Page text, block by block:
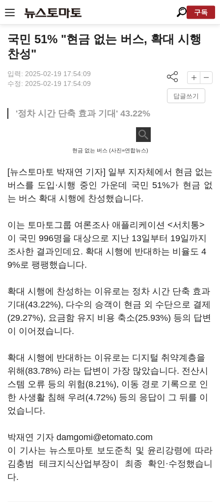
구독
국민 51% "현금 없는 버스, 확대 시행
찬성"
입력: 2025-02-19 17:54:09
수정: 2025-02-19 17:54:09
답글쓰기
'정차 시간 단축 효과 기대' 43.22%
현금 없는 버스 (사진=연합뉴스)
[뉴스토마토 박재연 기자] 일부 지자체에서 현금 없는
버스를 도입·시행 중인 가운데 국민 51%가 현금 없
는 버스 확대 시행에 찬성했습니다.
이는 토마토그룹 여론조사 애플리케이션 <서치통>
이 국민 996명을 대상으로 지난 13일부터 19일까지
조사한 결과인데요. 확대 시행에 반대하는 비율도 4
9%로 팽팽했습니다.
확대 시행에 찬성하는 이유로는 정차 시간 단축 효과
기대(43.22%), 다수의 승객이 현금 외 수단으로 결제
(29.27%), 요금함 유지 비용 축소(25.93%) 등의 답변
이 이어졌습니다.
확대 시행에 반대하는 이유로는 디지털 취약계층을
위해(83.78%) 라는 답변이 가장 많았습니다. 전산시
스템 오류 등의 위험(8.21%), 이동 경로 기록으로 인
한 사생활 침해 우려(4.72%) 등의 응답이 그 뒤를 이
었습니다.
박재연 기자 damgomi@etomato.com
이 기사는 뉴스토마토 보도준칙 및 윤리강령에 따라
김충범 테크지식산업부장이 최종 확인·수정했습니
다.